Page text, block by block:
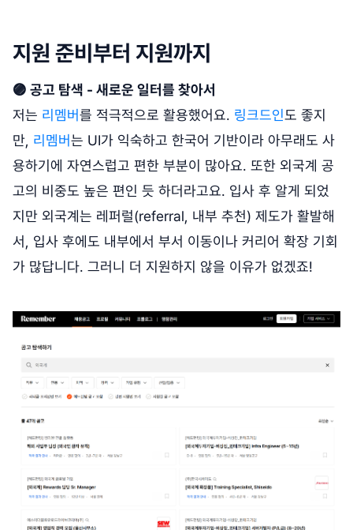
지원 준비부터 지원까지
🟣 공고 탐색 - 새로운 일터를 찾아서
저는 리멤버를 적극적으로 활용했어요. 링크드인도 좋지
만, 리멤버는 UI가 익숙하고 한국어 기반이라 아무래도 사
용하기에 자연스럽고 편한 부분이 많아요. 또한 외국계 공
고의 비중도 높은 편인 듯 하더라고요. 입사 후 알게 되었
지만 외국계는 레퍼럴(referral, 내부 추천) 제도가 활발해
서, 입사 후에도 내부에서 부서 이동이나 커리어 확장 기회
가 많답니다. 그러니 더 지원하지 않을 이유가 없겠죠!